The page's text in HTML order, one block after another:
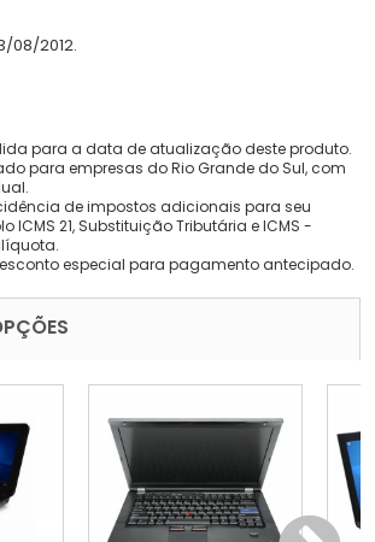
08/2012.
para a data de atualização deste produto.
para empresas do Rio Grande do Sul, com
de impostos adicionais para seu
ICMS 21, Substituição Tributária e ICMS -
especial para pagamento antecipado.